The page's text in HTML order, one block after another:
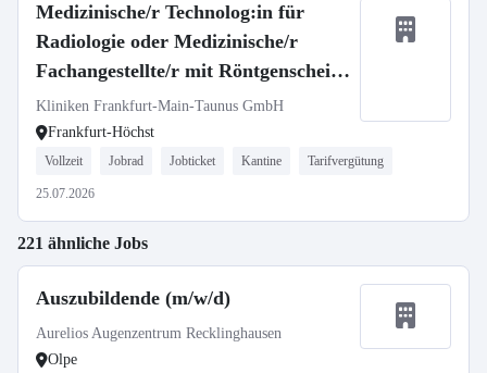
Medizinische/r Technolog:in für
Radiologie oder Medizinische/r
Fachangestellte/r mit Röntgenschein
(m/w/d)
Kliniken Frankfurt-Main-Taunus GmbH
Frankfurt-Höchst
Vollzeit Jobrad Jobticket Kantine Tarifvergütung
25.07.2026
221 ähnliche Jobs
Auszubildende (m/w/d)
Aurelios Augenzentrum Recklinghausen
Olpe